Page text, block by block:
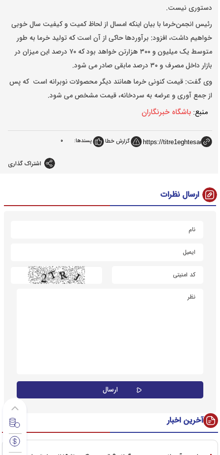
دستوری نیست.
رئیس انجمن‌خرما با بیان اینکه امسال از لحاظ کمیت و کیفیت سال خوبی
خواهیم داشت، افزود: برآوردها حاکی از آن است که تولید خرما به طور
متوسط یک میلیون و ۳۰۰ هزارتن خواهد بود که ۷۰ درصد این میزان در
بازار داخل مصرف و ۳۰ درصد مابقی صادر می شود.
وی گفت: قیمت کنونی خرما همانند دیگر محصولات نوبرانه است که پس
از جمع آوری و عرضه به سردخانه، قیمت مشخص می شود.
منبع: باشگاه خبرنگاران
گزارش خطا پسندها: 0
اشتراک گذاری
ارسال نظرات
آخرین اخبار